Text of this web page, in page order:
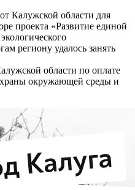
Калужской области для
проекта «Развитие единой
региону удалось занять
области по оплате
окружающей среды и